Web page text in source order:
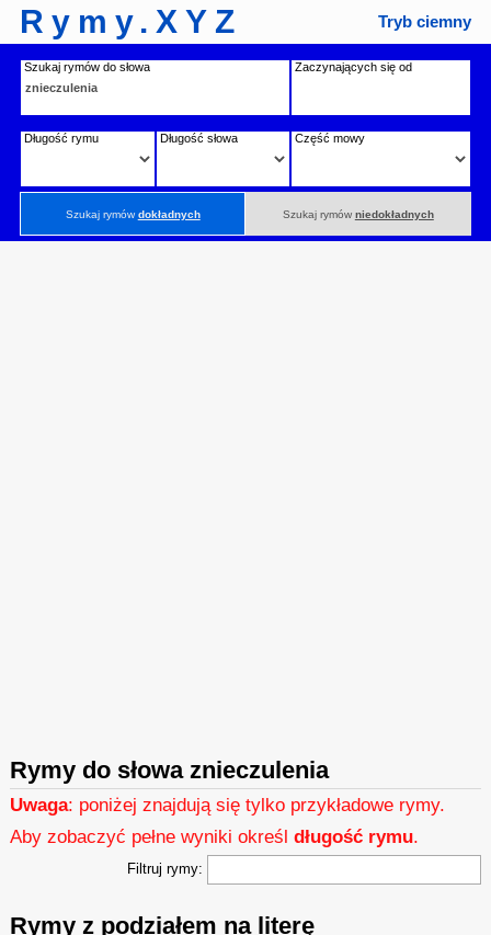
Rymy.XYZ Tryb ciemny
Szukaj rymów do słowa Zaczynających się od
Długość rymu Długość słowa Część mowy
Szukaj rymówdokładnych Szukaj rymów niedokładnych
Rymy do słowa znieczulenia
Uwaga: poniżej znajdują się tylko przykładowe rymy.
Aby zobaczyć pełne wyniki określdługość rymu.
Filtruj rymy:
Rymy z podziałem na literę